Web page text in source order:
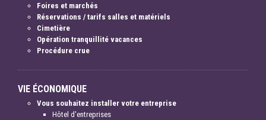
Foires et marchés
Réservations / tarifs salles et matériels
Cimetière
Opération tranquillité vacances
Procédure crue
VIE ÉCONOMIQUE
Vous souhaitez installer votre entreprise
Hôtel d'entreprises